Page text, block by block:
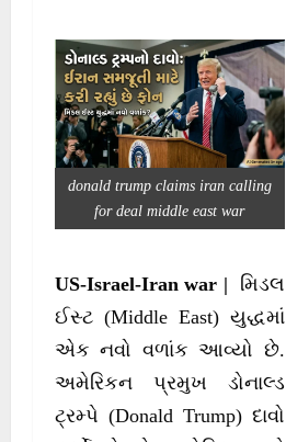
ગયું છે
donald trump claims iran calling
for deal middle east war
US-Israel-Iran war |
મિડલ
ઈસ્ટ (Middle East) યુદ્ધમાં
એક નવો વળાંક આવ્યો છે.
અમેરિકન પ્રમુખ ડોનાલ્ડ
ટ્રમ્પે (Donald Trump) દાવો